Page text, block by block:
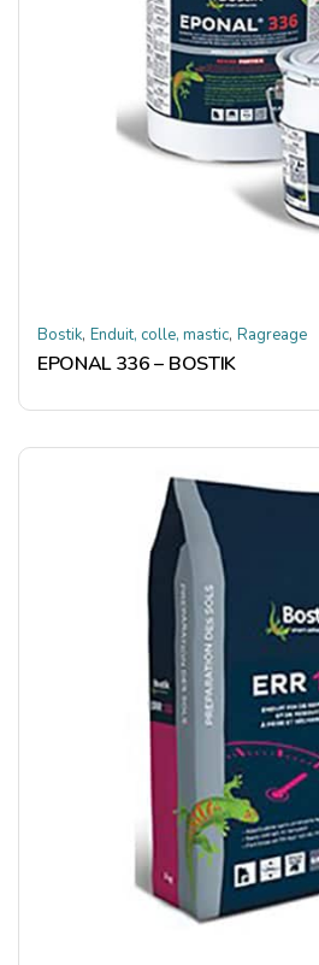
Bostik, Enduit, colle, mastic, Ragreage
EPONAL 336 – BOSTIK